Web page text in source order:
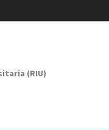
(RIU)